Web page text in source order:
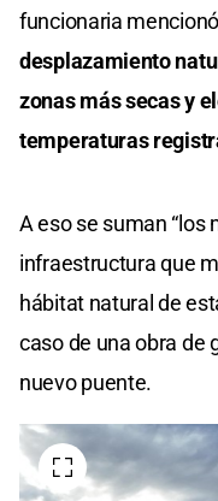
funcionaria mencionó
desplazamiento
zonas más secas y
temperaturas
A eso se suman “los
infraestructura que
hábitat natural de
caso de una obra de
nuevo puente.